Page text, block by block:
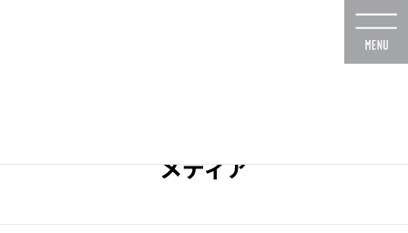
移
メディア